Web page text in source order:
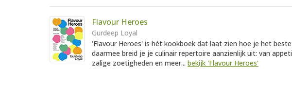
Flavour Heroes
Gurdeep Loyal
'Flavour Heroes' is hét kookboek dat laat zien hoe je het
daarmee breid je je culinair repertoire aanzienlijk uit: van
zalige zoetigheden en meer... bekijk 'Flavour Heroes'